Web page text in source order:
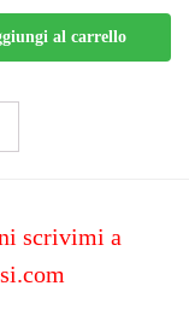
prezzo
originale
era:
prezzo
attuale
è:
al carrello
scrivimi a